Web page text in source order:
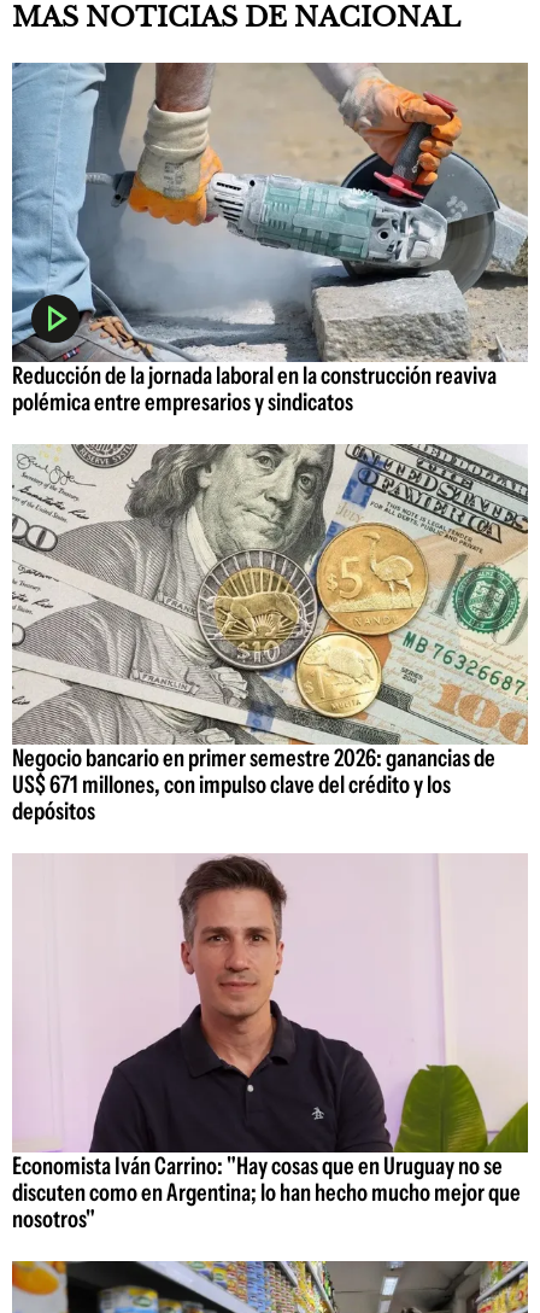
MAS NOTICIAS DE NACIONAL
Reducción de la jornada laboral en la construcción reaviva
polémica entre empresarios y sindicatos
Negocio bancario en primer semestre 2026: ganancias de
US$ 671 millones, con impulso clave del crédito y los
depósitos
Economista Iván Carrino: "Hay cosas que en Uruguay no se
discuten como en Argentina; lo han hecho mucho mejor que
nosotros"